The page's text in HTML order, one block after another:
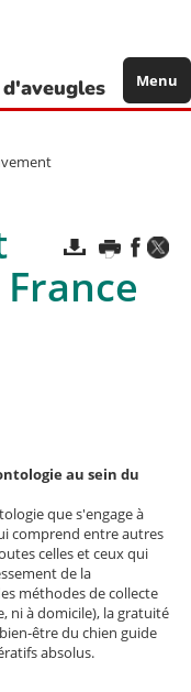
Menu
au sein du
que s'engage à
comprend entre autres
celles et ceux qui
de la
méthodes de collecte
ni à domicile), la gratuité
être du chien guide
absolus.